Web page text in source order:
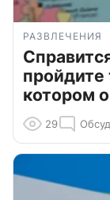
РАЗВЛЕЧЕНИЯ
пройдите
котором
29